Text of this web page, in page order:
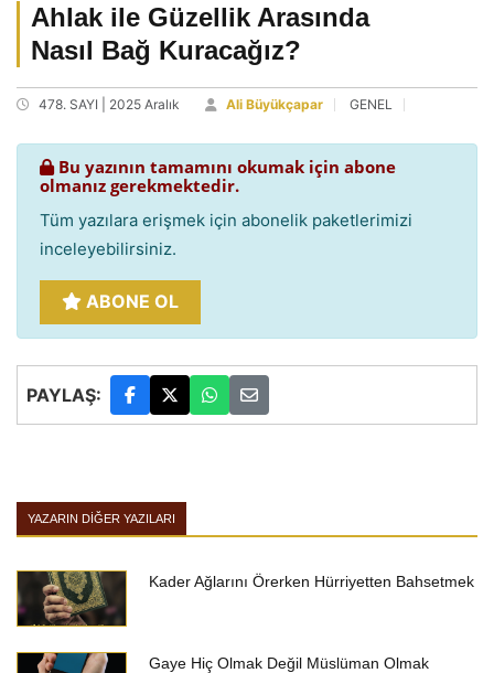
Ahlak ile Güzellik Arasında
Nasıl Bağ Kuracağız?
478. SAYI | 2025 Aralık Ali Büyükçapar GENEL
Bu yazının tamamını okumak için abone
olmanız gerekmektedir.
Tüm yazılara erişmek için abonelik paketlerimizi
inceleyebilirsiniz.
ABONE OL
PAYLAŞ:
YAZARIN DIĞER YAZILARI
Kader Ağlarını Örerken Hürriyetten Bahsetmek
Gaye Hiç Olmak Değil Müslüman Olmak